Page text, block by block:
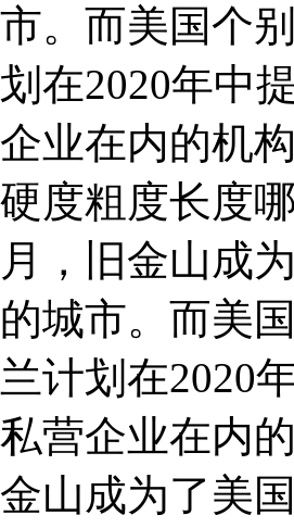
市。而美国个
划在2020年中
企业在内的机
硬度粗度长度
月，旧金山成
的城市。而美
兰计划在2020
私营企业在内
金山成为了美